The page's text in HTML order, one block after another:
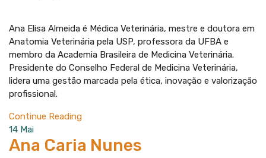
Ana Elisa Almeida é Médica Veterinária, mestre e doutora em
Anatomia Veterinária pela USP, professora da UFBA e
membro da Academia Brasileira de Medicina Veterinária.
Presidente do Conselho Federal de Medicina Veterinária,
lidera uma gestão marcada pela ética, inovação e valorização
profissional.
Continue Reading
14 Mai
Ana Caria Nunes